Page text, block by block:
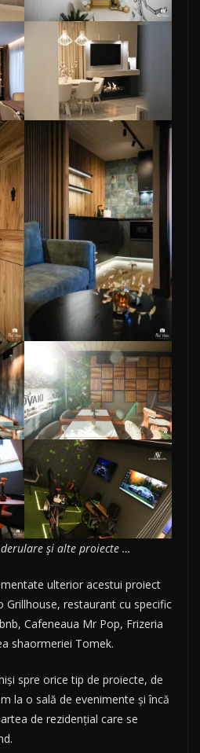
și alte proiecte …
ulterior acestui proiect
restaurant cu specific
Cafeneaua Mr Pop, Frizeria
shaormeriei Tomek.
spre orice tip de proiecte, de
la o sală de evenimente și încă
de rezidențial care se